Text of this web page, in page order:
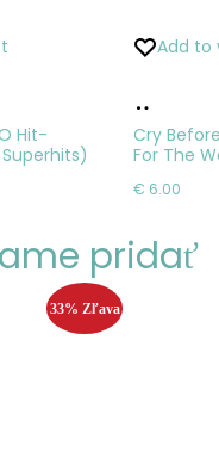
Hit-
Add to
do
Cry
For The
€ 6.00
pridať
33% Zľava